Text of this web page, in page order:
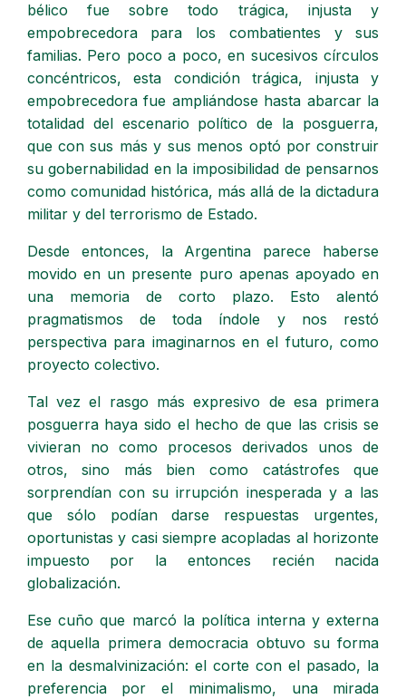
bélico fue sobre todo trágica, injusta y
empobrecedora para los combatientes y sus
familias. Pero poco a poco, en sucesivos círculos
concéntricos, esta condición trágica, injusta y
empobrecedora fue ampliándose hasta abarcar la
totalidad del escenario político de la posguerra,
que con sus más y sus menos optó por construir
su gobernabilidad en la imposibilidad de pensarnos
como comunidad histórica, más allá de la dictadura
militar y del terrorismo de Estado.
Desde entonces, la Argentina parece haberse
movido en un presente puro apenas apoyado en
una memoria de corto plazo. Esto alentó
pragmatismos de toda índole y nos restó
perspectiva para imaginarnos en el futuro, como
proyecto colectivo.
Tal vez el rasgo más expresivo de esa primera
posguerra haya sido el hecho de que las crisis se
vivieran no como procesos derivados unos de
otros, sino más bien como catástrofes que
sorprendían con su irrupción inesperada y a las
que sólo podían darse respuestas urgentes,
oportunistas y casi siempre acopladas al horizonte
impuesto por la entonces recién nacida
globalización.
Ese cuño que marcó la política interna y externa
de aquella primera democracia obtuvo su forma
en la desmalvinización: el corte con el pasado, la
preferencia por el minimalismo, una mirada